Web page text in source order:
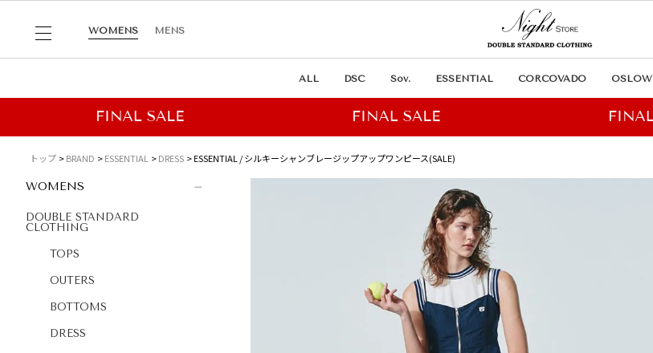
WOMENS MENS
ALL DSC Sov. ESSENTIAL CORCOVADO OSLOW
トップ BRAND ESSENTIAL DRESS ESSENTIAL / シルキーシャンブレージップアップワンピース(SALE)
WOMENS
DOUBLE STANDARD
CLOTHING
TOPS
OUTERS
BOTTOMS
DRESS